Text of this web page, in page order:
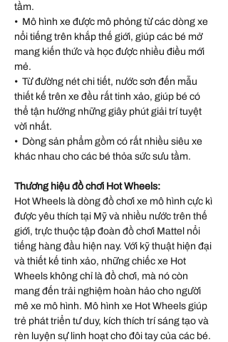
tầm.
• Mô hình xe được mô phỏng từ các dòng xe
nổi tiếng trên khắp thế giới, giúp các bé mở
mang kiến thức và học được nhiều điều mới
mẻ.
• Từ đường nét chi tiết, nước sơn đến mẫu
thiết kế trên xe đều rất tinh xảo, giúp bé có
thể tận hưởng những giây phút giải trí tuyệt
vời nhất.
• Dòng sản phẩm gồm có rất nhiều siêu xe
khác nhau cho các bé thỏa sức sưu tầm.
Thương hiệu đồ chơi Hot Wheels:
Hot Wheels là dòng đồ chơi xe mô hình cực kì
được yêu thích tại Mỹ và nhiều nước trên thế
giới, trực thuộc tập đoàn đồ chơi Mattel nổi
tiếng hàng đầu hiện nay. Với kỹ thuật hiện đại
và thiết kế tinh xảo, những chiếc xe Hot
Wheels không chỉ là đồ chơi, mà nó còn
mang đến trải nghiệm hoàn hảo cho người
mê xe mô hình. Mô hình xe Hot Wheels giúp
trẻ phát triển tư duy, kích thích trí sáng tạo và
rèn luyện sự linh hoạt cho đôi tay của các bé.